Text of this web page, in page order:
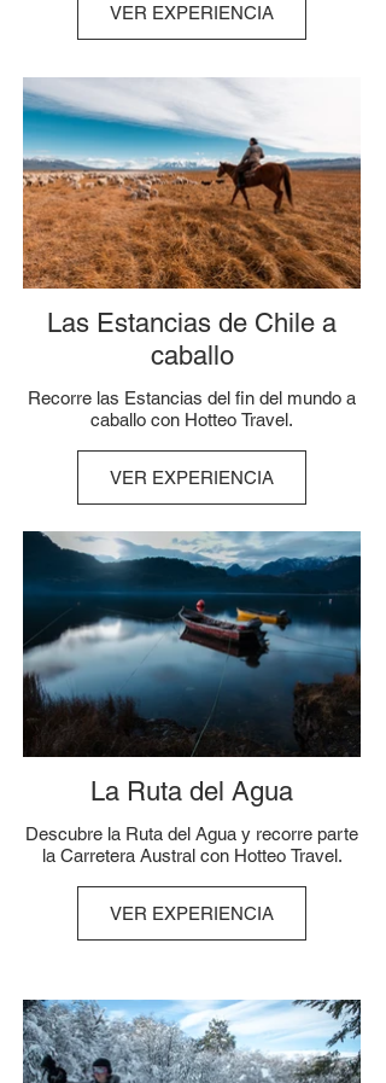
VER EXPERIENCIA
Las Estancias de Chile a
caballo
Recorre las Estancias del fin del mundo a
caballo con Hotteo Travel.
VER EXPERIENCIA
La Ruta del Agua
Descubre la Ruta del Agua y recorre parte
la Carretera Austral con Hotteo Travel.
VER EXPERIENCIA